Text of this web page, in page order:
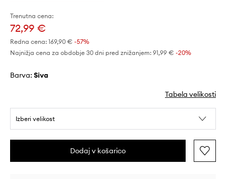
Trenutna cena:
72,99 €
Redna cena: 169,90 € -57%
Najnižja cena za obdobje 30 dni pred znižanjem: 91,99 € -20%
Barva: siva
Tabela velikosti
Izberi velikost
Dodaj v košarico